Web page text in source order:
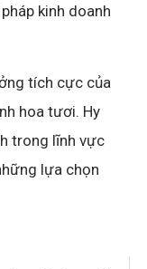
kinh doanh
tích cực của
hoa tươi. Hy
trong lĩnh vực
lựa chọn